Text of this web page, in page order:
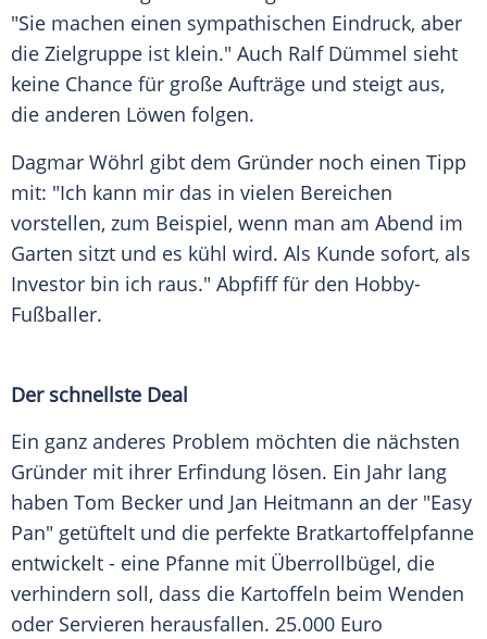
"Sie machen einen sympathischen Eindruck, aber
die Zielgruppe ist klein." Auch Ralf Dümmel sieht
keine Chance für große Aufträge und steigt aus,
die anderen Löwen folgen.
Dagmar Wöhrl gibt dem Gründer noch einen Tipp
mit: "Ich kann mir das in vielen Bereichen
vorstellen, zum Beispiel, wenn man am Abend im
Garten sitzt und es kühl wird. Als Kunde sofort, als
Investor bin ich raus." Abpfiff für den Hobby-
Fußballer.
Der schnellste Deal
Ein ganz anderes Problem möchten die nächsten
Gründer mit ihrer Erfindung lösen. Ein Jahr lang
haben Tom Becker und Jan Heitmann an der "Easy
Pan" getüftelt und die perfekte Bratkartoffelpfanne
entwickelt - eine Pfanne mit Überrollbügel, die
verhindern soll, dass die Kartoffeln beim Wenden
oder Servieren herausfallen. 25.000 Euro